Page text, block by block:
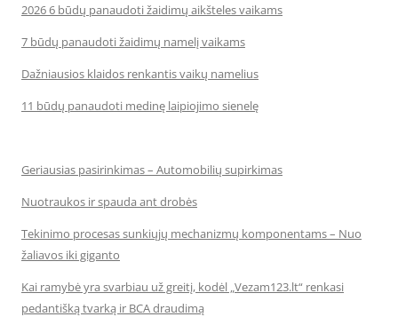
2026 6 būdų panaudoti žaidimų aikšteles vaikams
7 būdų panaudoti žaidimų namelį vaikams
Dažniausios klaidos renkantis vaikų namelius
11 būdų panaudoti medinę laipiojimo sienelę
Geriausias pasirinkimas – Automobilių supirkimas
Nuotraukos ir spauda ant drobės
Tekinimo procesas sunkiųjų mechanizmų komponentams – Nuo
žaliavos iki giganto
Kai ramybė yra svarbiau už greitį, kodėl „Vezam123.lt“ renkasi
pedantišką tvarką ir BCA draudimą